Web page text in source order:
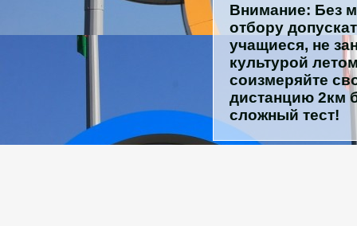
Внимание: Без
отбору
учащиеся, не
культурой
соизмеряйте
дистанцию 2км
сложный тест!